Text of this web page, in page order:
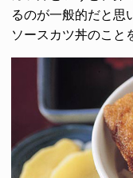
るのが一般的だと思
ソースカツ丼のこと